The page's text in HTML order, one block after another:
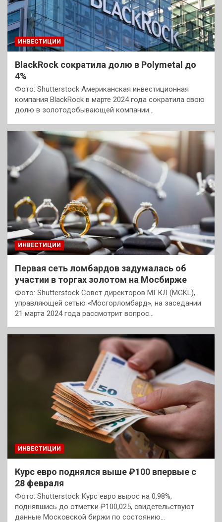
ИНВЕСТИЦИИ
BlackRock сократила долю в Polymetal до
4%
Фото: Shutterstock Американская инвестиционная
компания BlackRock в марте 2024 года сократила свою
долю в золотодобывающей компании…
ИНВЕСТИЦИИ
Первая сеть ломбардов задумалась об
участии в торгах золотом на Мосбирже
Фото: Shutterstock Совет директоров МГКЛ (MGKL),
управляющей сетью «Мосгорломбард», на заседании
21 марта 2024 года рассмотрит вопрос…
ИНВЕСТИЦИИ
Курс евро поднялся выше ₽100 впервые с
28 февраля
Фото: Shutterstock Курс евро вырос на 0,98%,
поднявшись до отметки ₽100,025, свидетельствуют
данные Московской биржи по состоянию…